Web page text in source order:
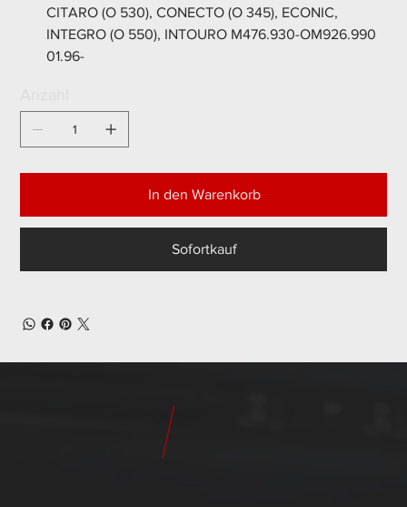
CITARO (O 530), CONECTO (O 345), ECONIC,
INTEGRO (O 550), INTOURO M476.930-OM926.990
01.96-
In den Warenkorb
Sofortkauf